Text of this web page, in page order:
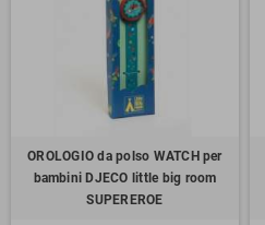
OROLOGIO da polso WATCH per
bambini DJECO little big room
SUPEREROE